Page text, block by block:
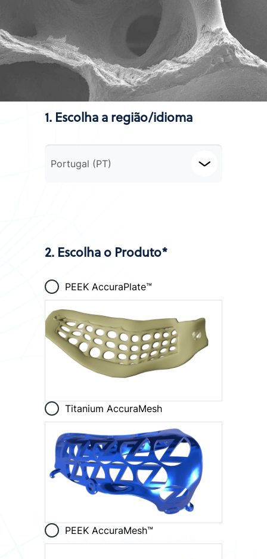
1. Escolha a região/idioma
Portugal (PT)
2. Escolha o Produto*
PEEK AccuraPlate™
Titanium AccuraMesh
PEEK AccuraMesh™